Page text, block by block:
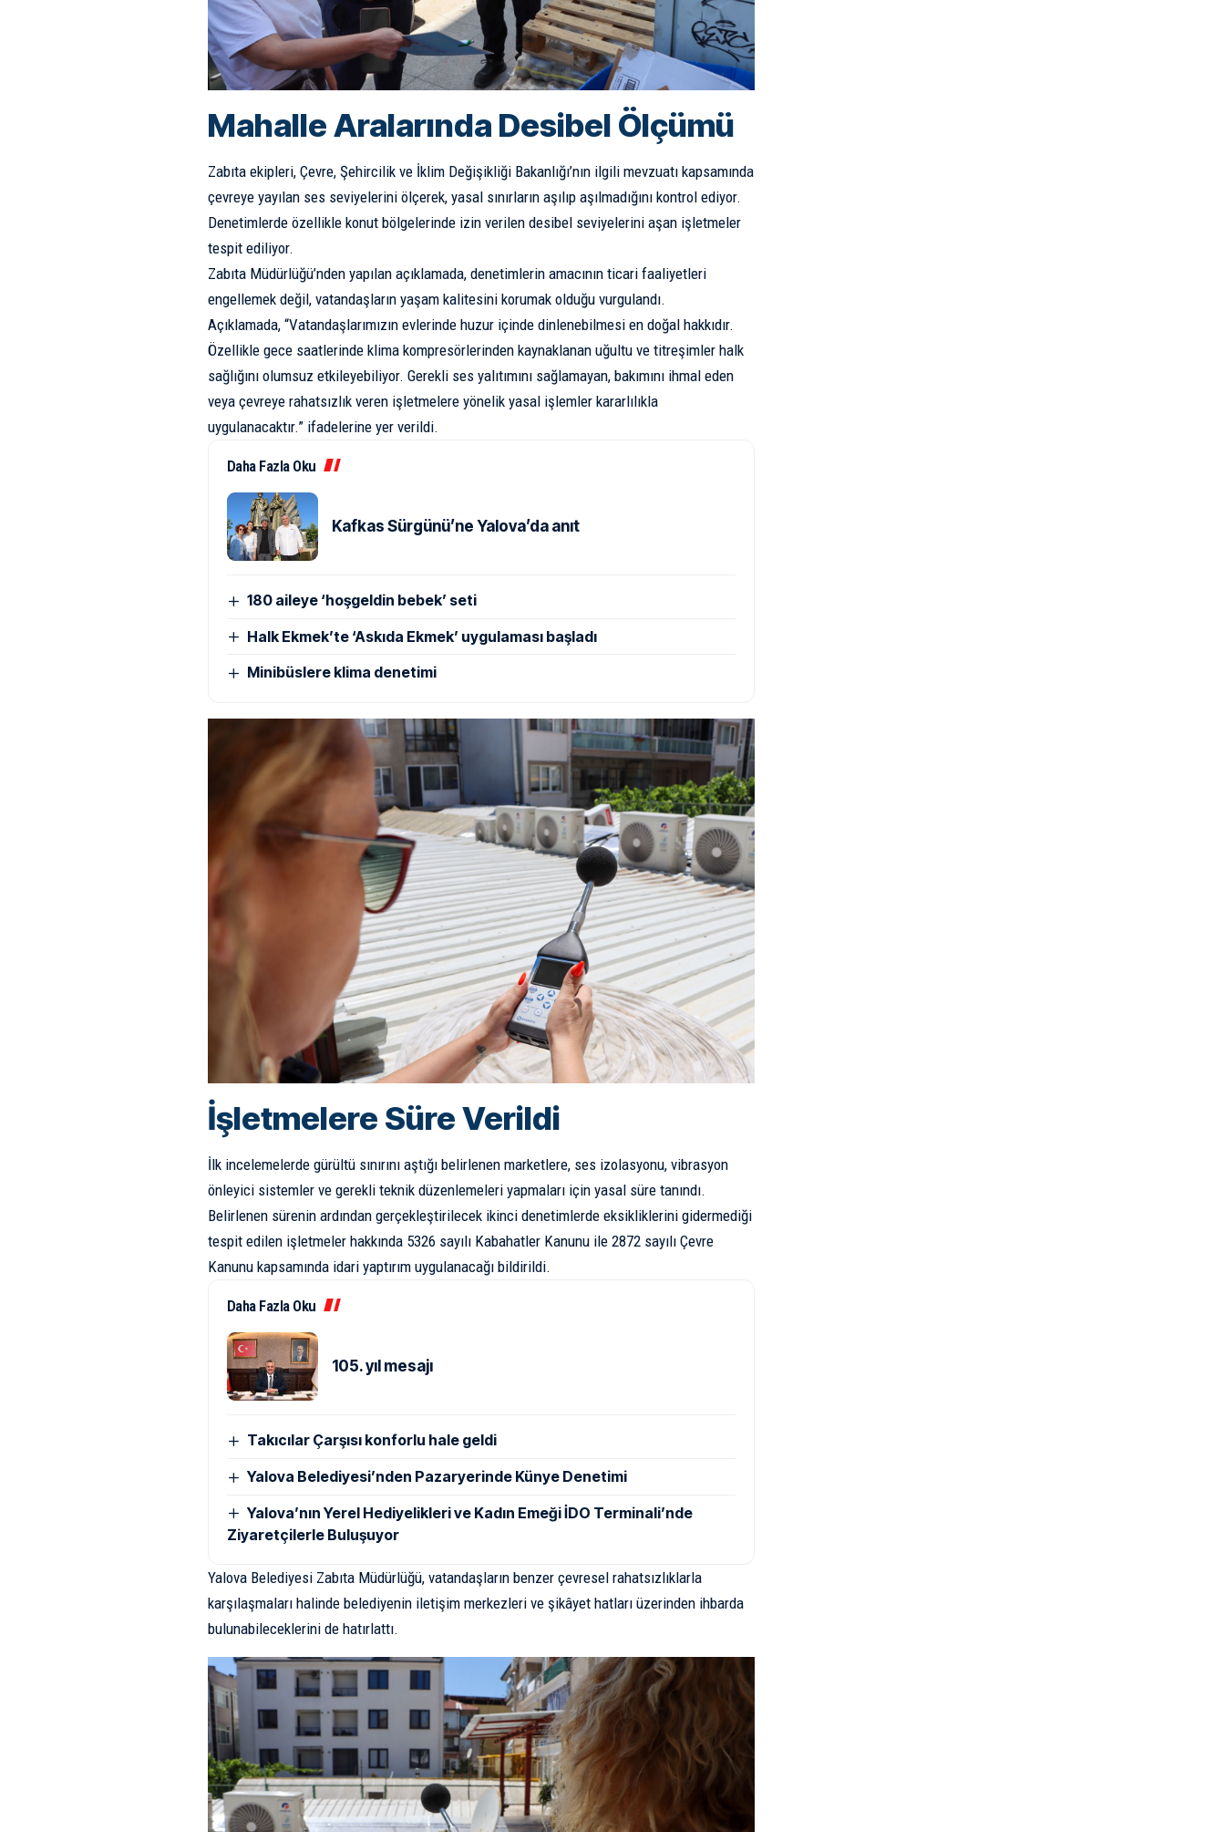
Mahalle Aralarında Desibel Ölçümü
Zabıta ekipleri, Çevre, Şehircilik ve İklim Değişikliği Bakanlığı’nın ilgili mevzuatı kapsamında
çevreye yayılan ses seviyelerini ölçerek, yasal sınırların aşılıp aşılmadığını kontrol ediyor.
Denetimlerde özellikle konut bölgelerinde izin verilen desibel seviyelerini aşan işletmeler
tespit ediliyor.
Zabıta Müdürlüğü’nden yapılan açıklamada, denetimlerin amacının ticari faaliyetleri
engellemek değil, vatandaşların yaşam kalitesini korumak olduğu vurgulandı.
Açıklamada, “Vatandaşlarımızın evlerinde huzur içinde dinlenebilmesi en doğal hakkıdır.
Özellikle gece saatlerinde klima kompresörlerinden kaynaklanan uğultu ve titreşimler halk
sağlığını olumsuz etkileyebiliyor. Gerekli ses yalıtımını sağlamayan, bakımını ihmal eden
veya çevreye rahatsızlık veren işletmelere yönelik yasal işlemler kararlılıkla
uygulanacaktır.” ifadelerine yer verildi.
Daha Fazla Oku
Kafkas Sürgünü’ne Yalova’da anıt
180 aileye ‘hoşgeldin bebek’ seti
Halk Ekmek’te ‘Askıda Ekmek’ uygulaması başladı
Minibüslere klima denetimi
İşletmelere Süre Verildi
İlk incelemelerde gürültü sınırını aştığı belirlenen marketlere, ses izolasyonu, vibrasyon
önleyici sistemler ve gerekli teknik düzenlemeleri yapmaları için yasal süre tanındı.
Belirlenen sürenin ardından gerçekleştirilecek ikinci denetimlerde eksikliklerini gidermediği
tespit edilen işletmeler hakkında 5326 sayılı Kabahatler Kanunu ile 2872 sayılı Çevre
Kanunu kapsamında idari yaptırım uygulanacağı bildirildi.
Daha Fazla Oku
105. yıl mesajı
Takıcılar Çarşısı konforlu hale geldi
Yalova Belediyesi’nden Pazaryerinde Künye Denetimi
Yalova’nın Yerel Hediyelikleri ve Kadın Emeği İDO Terminali’nde
Ziyaretçilerle Buluşuyor
Yalova Belediyesi Zabıta Müdürlüğü, vatandaşların benzer çevresel rahatsızlıklarla
karşılaşmaları halinde belediyenin iletişim merkezleri ve şikâyet hatları üzerinden ihbarda
bulunabileceklerini de hatırlattı.